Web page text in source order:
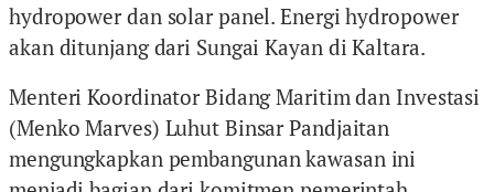
hydropower dan solar panel. Energi hydropower
akan ditunjang dari Sungai Kayan di Kaltara.
Menteri Koordinator Bidang Maritim dan Investasi
(Menko Marves) Luhut Binsar Pandjaitan
mengungkapkan pembangunan kawasan ini